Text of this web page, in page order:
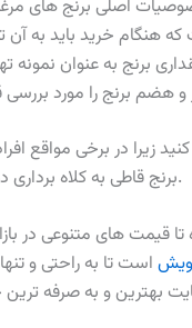
برنج به عنوان نمونه
زیرا در برخی مواقع
برنج قاطی به کلاه برداری در این بازار می پردازند.
قیمت های متنوعی در
است تا به راحتی و